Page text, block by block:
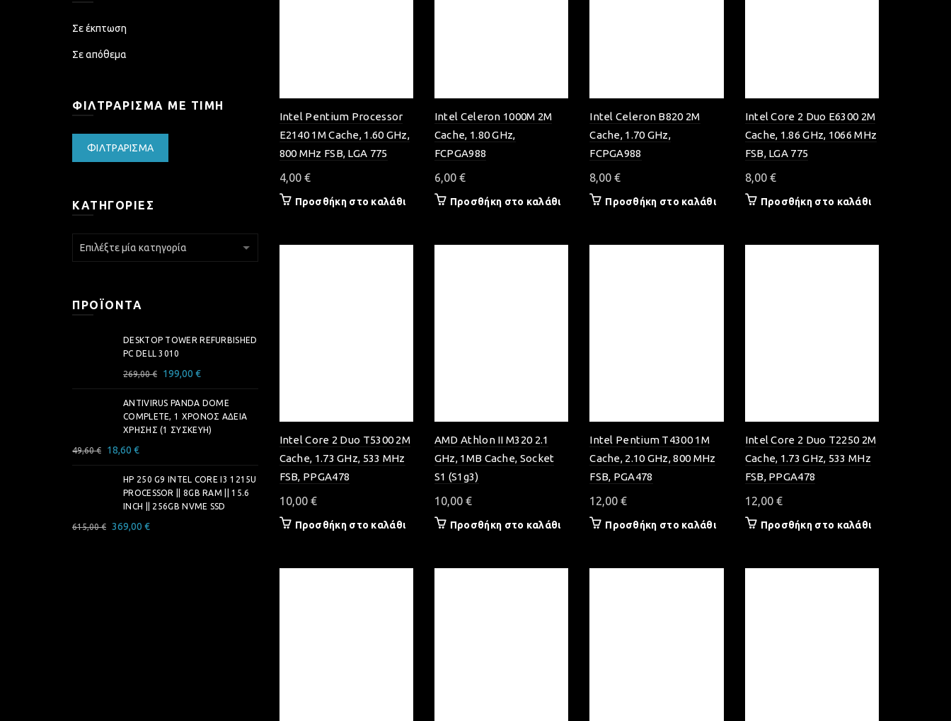
Intel Pentium Processor
E2140 1M Cache, 1.60 GHz,
800 MHz FSB, LGA 775
4,00 €
Προσθήκη στο καλάθι
Intel Celeron 1000M 2M
Cache, 1.80 GHz,
FCPGA988
6,00 €
Προσθήκη στο καλάθι
Intel Celeron B820 2M
Cache, 1.70 GHz,
FCPGA988
8,00€
Προσθήκη στο καλάθι
Intel Core 2 Duo E6300 2M
Cache, 1.86 GHz, 1066 MHz
FSB, LGA 775
8,00 €
Προσθήκη στο καλάθι
Intel Core 2 Duo T5300 2M
Cache, 1.73 GHz, 533 MHz
FSB, PPGA478
10,00 €
Προσθήκη στο καλάθι
AMD Athlon II M320 2.1
GHz, 1MB Cache, Socket
S1 (S1g3)
10,00 €
Προσθήκη στο καλάθι
Intel Pentium T4300 1M
Cache, 2.10 GHz, 800 MHz
FSB, PGA478
12,00€
Προσθήκη στο καλάθι
Intel Core 2 Duo T2250 2M
Cache, 1.73 GHz, 533 MHz
FSB, PPGA478
12,00 €
Προσθήκη στο καλάθι
Σε έκπτωση
Σε απόθεμα
ΦΙΛΤΡΆΡΙΣΜΑ ΜΕ ΤΙΜΉ
Ελάχιστη
Μέγιστη
ΦΙΛΤΡΆΡΙΣΜΑ
ΚΑΤΗΓΟΡΊΕΣ
ΠΡΟΪΌΝΤΑ
DESKTOP TOWER REFURBISHED
PC DELL 3010
269,00€
Original
price
was:
269,00 €.
199,00 €
τρέχουσα
τιμή
είναι:
199,00 €.
ANTIVIRUS PANDA DOME
COMPLETE, 1 ΧΡΌΝΟΣ ΆΔΕΙΑ
ΧΡΉΣΗΣ (1 ΣΥΣΚΕΥΉ)
49,60€
Original
price
49,60 €.
18,60 €
τρέχουσα
τιμή
είναι:
18,60 €.
HP 250 G9 INTEL CORE I3 1215U
PROCESSOR || 8GB RAM || 15.6
INCH || 256GB NVME SSD
615,00€
Original
369,00 €